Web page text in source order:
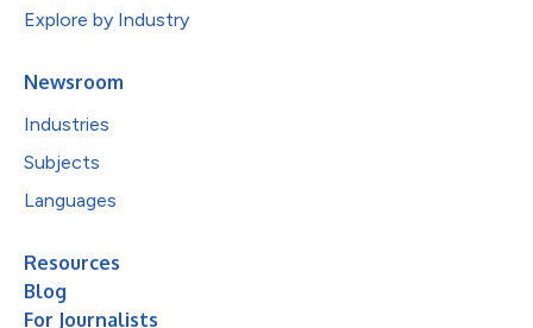
Explore by Industry
Newsroom
Industries
Subjects
Languages
Resources
Blog
For Journalists